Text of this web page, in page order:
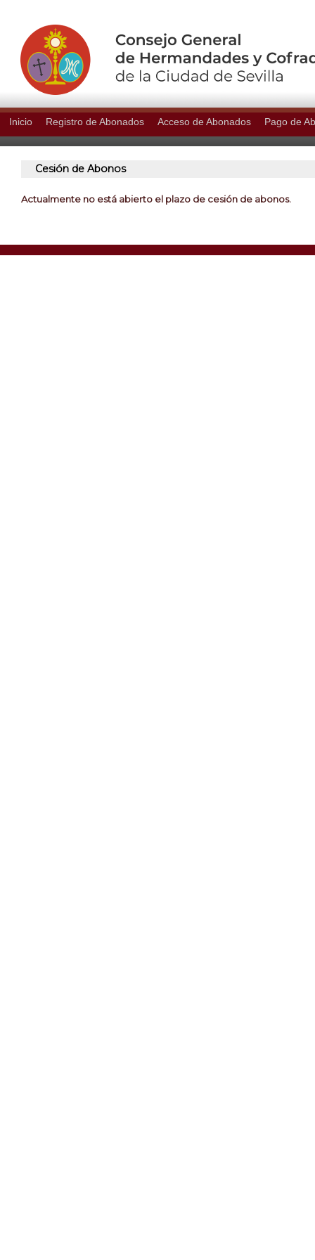
Inicio Registro de Abonados Acceso de Abonados Pago de
Cesión de Abonos
Actualmente no está abierto el plazo de cesión de abonos.